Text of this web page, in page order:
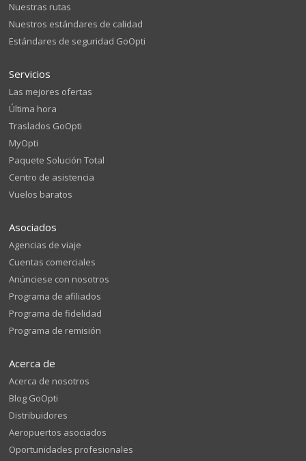
Nuestras rutas
Nuestros estándares de calidad
Estándares de seguridad GoOpti
Servicios
Las mejores ofertas
Última hora
Traslados GoOpti
MyOpti
Paquete Solución Total
Centro de asistencia
Vuelos baratos
Asociados
Agencias de viaje
Cuentas comerciales
Anúnciese con nosotros
Programa de afiliados
Programa de fidelidad
Programa de remisión
Acerca de
Acerca de nosotros
Blog GoOpti
Distribuidores
Aeropuertos asociados
Oportunidades profesionales